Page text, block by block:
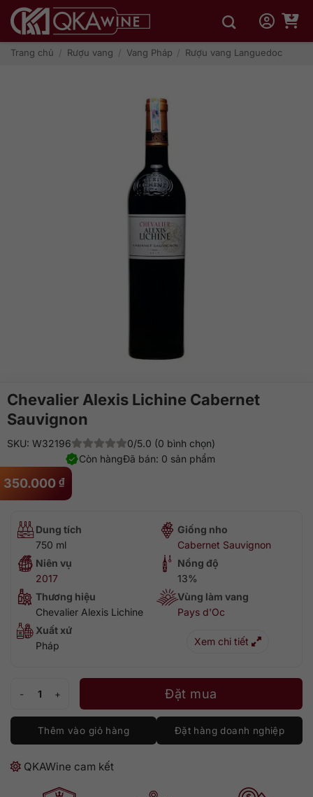
qua
dungTrang chủ / Rượu vang / Vang Pháp / Rượu vang Languedoc
Chevalier Alexis Lichine Cabernet
Sauvignon
350.000 ₫
SKU: W32196
0/5.0 (0 bình chọn)
Đã bán: 0 sản phẩm
Còn hàng
Dung tích
750 ml
Giống nho
Cabernet Sauvignon
Niên vụ
2017
Nồng độ
13%
Thương hiệu
Chevalier Alexis Lichine
Vùng làm vang
Pays d'Oc
Xuất xứ
Pháp
Xem chi tiết
Chevalier Alexis Lichine Cabernet Sauvignon số lượng
Đặt mua
Thêm vào giỏ hàng Đặt hàng doanh nghiệp
QKAWine cam kết